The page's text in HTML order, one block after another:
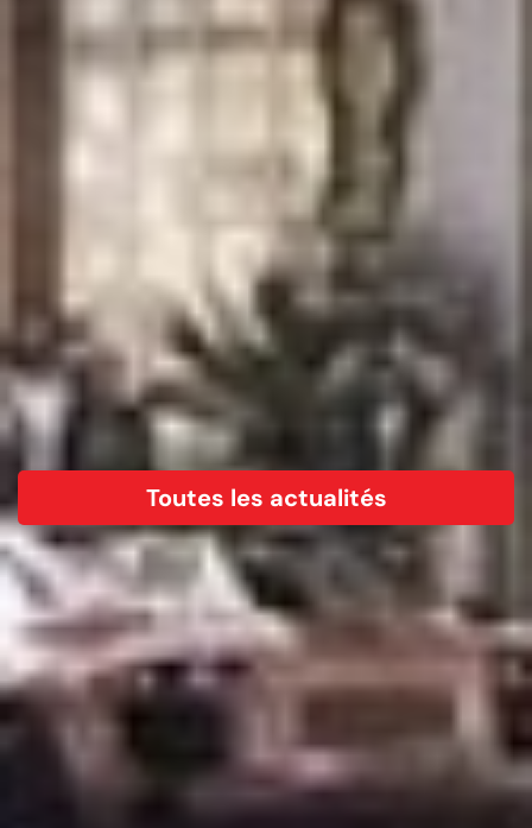
Toutes les actualités